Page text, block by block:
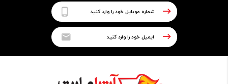
1.80GHz up to 4.00GHz